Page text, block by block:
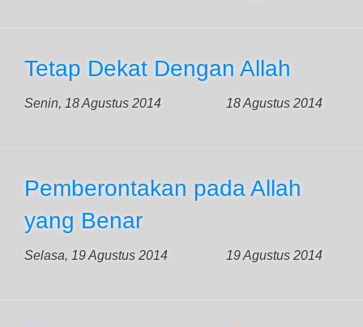
Tetap Dekat Dengan Allah
Senin, 18 Agustus 2014 18 Agustus 2014
Pemberontakan pada Allah
yang Benar
Selasa, 19 Agustus 2014 19 Agustus 2014